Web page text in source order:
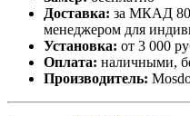
Доставка: за МКАД
менеджером для
Установка: от 3 000
Оплата: наличными,
Производитель: